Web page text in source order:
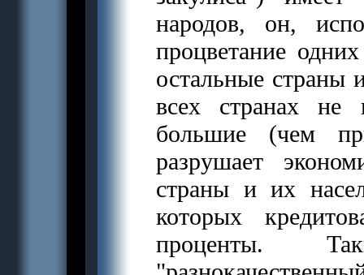
народов, он,
процветание
остальные
всех странах не
большие (чем
разрушает
страны и их
которых
проценты.